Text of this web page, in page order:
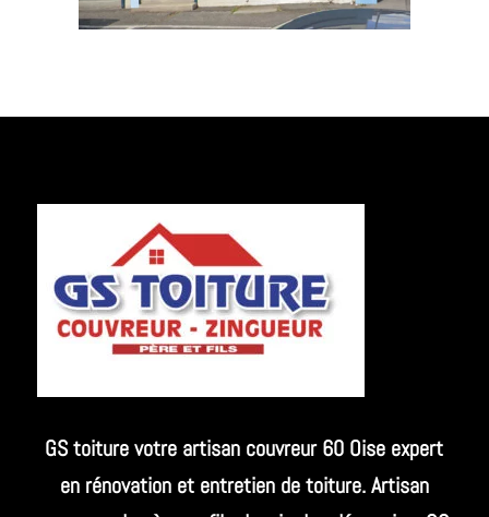
GS toiture votre artisan couvreur 60 Oise expert
en rénovation et entretien de toiture. Artisan